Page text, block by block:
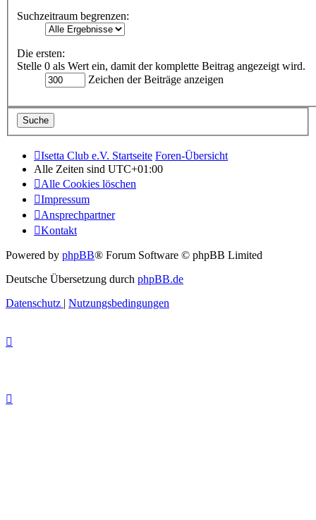
Suchzeitraum begrenzen:
Die ersten:
Stelle 0 als Wert ein, damit der komplette Beitrag angezeigt wird.
Zeichen der Beiträge anzeigen
Isetta Club e.V. Startseite Foren-Übersicht
Alle Zeiten sind UTC+01:00
Alle Cookies löschen
Impressum
Ansprechpartner
Kontakt
Powered by phpBB® Forum Software © phpBB Limited
Deutsche Übersetzung durch phpBB.de
Datenschutz | Nutzungsbedingungen